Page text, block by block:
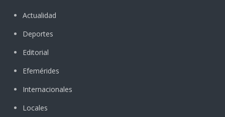
Actualidad
Deportes
Editorial
Efemérides
Internacionales
Locales